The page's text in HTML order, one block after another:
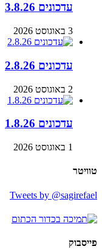
עדכונים 3.8.26
3 באוגוסט 2026
עדכונים 2.8.26
2 באוגוסט 2026
עדכונים 1.8.26
1 באוגוסט 2026
טוויטר
Tweets by @sagirefael
פייסבוק